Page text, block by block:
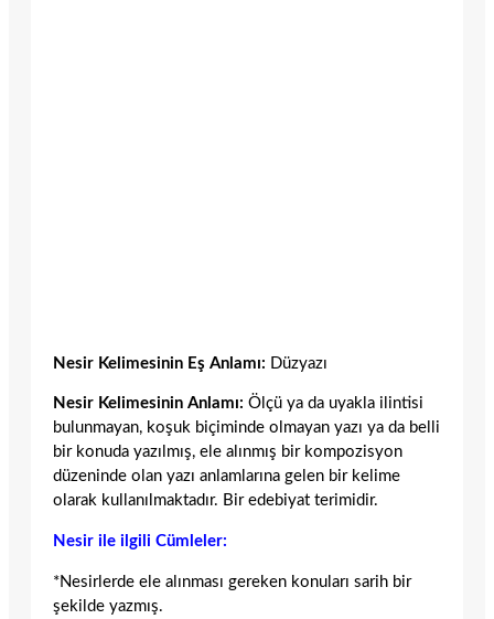
Nesir Kelimesinin Eş Anlamı: Düzyazı
Nesir Kelimesinin Anlamı: Ölçü ya da uyakla ilintisi
bulunmayan, koşuk biçiminde olmayan yazı ya da belli
bir konuda yazılmış, ele alınmış bir kompozisyon
düzeninde olan yazı anlamlarına gelen bir kelime
olarak kullanılmaktadır. Bir edebiyat terimidir.
Nesir ile ilgili Cümleler:
*Nesirlerde ele alınması gereken konuları sarih bir
şekilde yazmış.